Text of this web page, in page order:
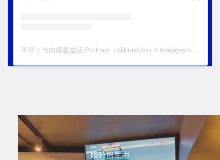
不停｜自由接案生活 Podcast （@butin.co ）• Instagram 相片與影片
限時招生中